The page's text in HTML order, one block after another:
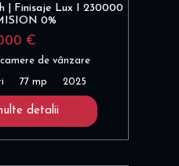
| Finisaje Lux I 230000
0%
€
de vânzare
77 mp 2025
detalii